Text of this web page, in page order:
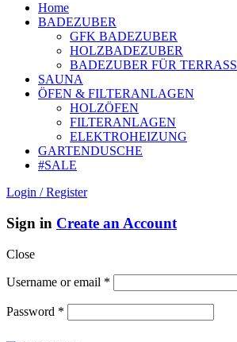
Home
BADEZUBER
GFK BADEZUBER
HOLZBADEZUBER
BADEZUBER FÜR
SAUNA
ÖFEN & FILTERANLAGEN
HOLZÖFEN
FILTERANLAGEN
ELEKTROHEIZUNG
GARTENDUSCHE
#SALE
Login / Register
Sign in Create an Account
Close
Username or email *
Password *